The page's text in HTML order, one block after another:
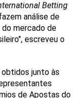
Betting
análise de
do mercado de
escreveu o
junto às
de Apostas do